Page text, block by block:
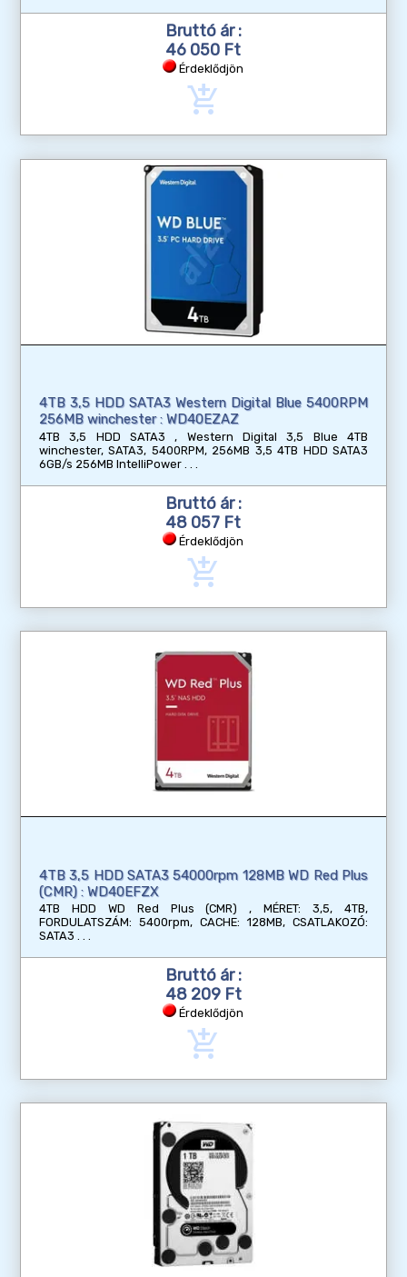
Bruttó ár :
46 050 Ft
Érdeklődjön
add_shopping_cart
4TB 3,5 HDD SATA3 Western Digital Blue 5400RPM
256MB winchester : WD40EZAZ
4TB 3,5 HDD SATA3 , Western Digital 3,5 Blue 4TB
winchester, SATA3, 5400RPM, 256MB 3,5 4TB HDD SATA3
6GB/s 256MB IntelliPower
Bruttó ár :
48 057 Ft
Érdeklődjön
add_shopping_cart
4TB 3,5 HDD SATA3 54000rpm 128MB WD Red Plus
(CMR) : WD40EFZX
4TB HDD WD Red Plus (CMR) , MÉRET: 3,5, 4TB,
FORDULATSZÁM: 5400rpm, CACHE: 128MB, CSATLAKOZÓ:
SATA3
Bruttó ár :
48 209 Ft
Érdeklődjön
add_shopping_cart